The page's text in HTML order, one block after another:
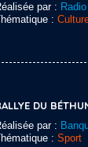
par :
:
DU
par :
: Sport